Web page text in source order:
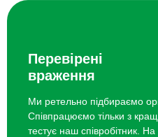
Перевірені
враження
Ми ретельно підбираємо
Співпрацюємо тільки з
тестує наш співробітник.